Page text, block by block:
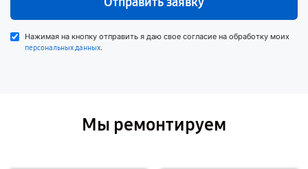
Нажимая на кнопку отправить я даю свое согласие на обработку моих
персональных данных.
Мы ремонтируем